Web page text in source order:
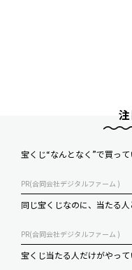
宝くじ“なんとなく”で買っ
PR(合同会社デジタルファーム )
同じ宝くじなのに、当たる
PR(合同会社デジタルファーム )
宝くじ当たる人だけがやっ